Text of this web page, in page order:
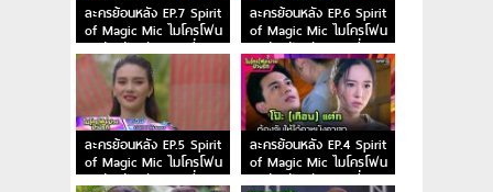
ละครย้อนหลัง EP.7 Spirit
of Magic Mic ไมโครโฟน
ม่วนป่วนรัก ตอนที่ 7
ละครย้อนหลัง EP.6 Spirit
of Magic Mic ไมโครโฟน
ม่วนป่วนรัก ตอนที่ 6
ละครย้อนหลัง EP.5 Spirit
of Magic Mic ไมโครโฟน
ม่วนป่วนรัก ตอนที่ 5
ละครย้อนหลัง EP.4 Spirit
of Magic Mic ไมโครโฟน
ม่วนป่วนรัก ตอนที่ 4